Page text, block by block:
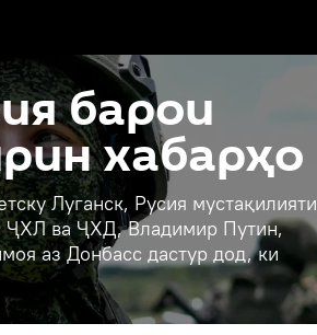
барои
хабарҳо
Луганск, Русия мустақилияти
ҶХЛ ва ҶХД, Владимир Путин,
аз Донбасс дастур дод, ки